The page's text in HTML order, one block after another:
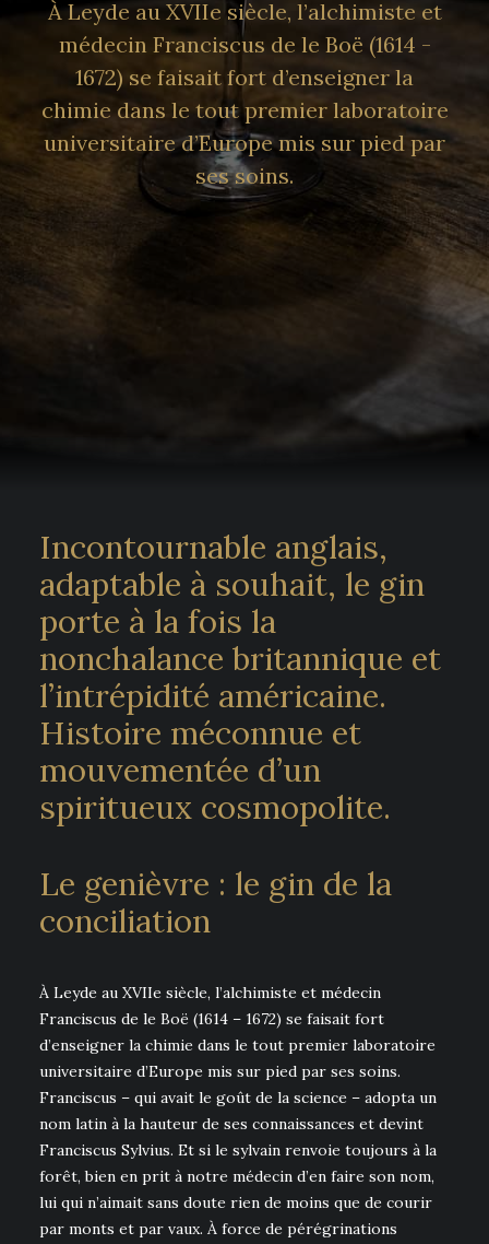
À Leyde au XVIIe siècle, l’alchimiste et
médecin Franciscus de le Boë (1614 -
1672) se faisait fort d’enseigner la
chimie dans le tout premier laboratoire
universitaire d’Europe mis sur pied par
ses soins.
Incontournable anglais,
adaptable à souhait, le gin
porte à la fois la
nonchalance britannique et
l’intrépidité américaine.
Histoire méconnue et
mouvementée d’un
spiritueux cosmopolite.
Le genièvre : le gin de la
conciliation
À Leyde au XVIIe siècle, l’alchimiste et médecin
Franciscus de le Boë (1614 – 1672) se faisait fort
d’enseigner la chimie dans le tout premier laboratoire
universitaire d’Europe mis sur pied par ses soins.
Franciscus – qui avait le goût de la science – adopta un
nom latin à la hauteur de ses connaissances et devint
Franciscus Sylvius. Et si le sylvain renvoie toujours à la
forêt, bien en prit à notre médecin d’en faire son nom,
lui qui n’aimait sans doute rien de moins que de courir
par monts et par vaux. À force de pérégrinations